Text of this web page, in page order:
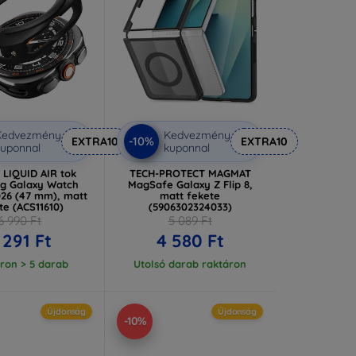
EXTRA10
LIQUID AIR tok
Galaxy Watch
(47 mm), matt
(ACS11610)
990 Ft
Ft
> 5 darab
-10%
Kedvezmény
kuponnal
EXTRA10
TECH-PROTECT MAGMAT
MagSafe Galaxy Z Flip 8,
matt fekete
(5906302324033)
5 089 Ft
4 580 Ft
Utolsó darab raktáron
Újdonság
-10%
Újdonság